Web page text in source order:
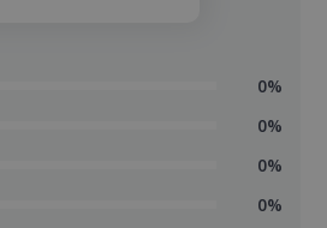
0%
0%
0%
0%